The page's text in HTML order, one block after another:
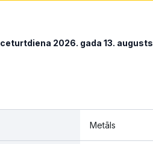
ceturtdiena 2026. gada 13. augusts
Metāls